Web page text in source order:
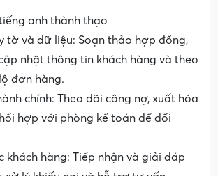
anh thành thạo
tờ và dữ liệu: Soạn thảo hợp đồng,
nhật thông tin khách hàng và theo
đơn hàng.
chính: Theo dõi công nợ, xuất hóa
hợp với phòng kế toán để đối
khách hàng: Tiếp nhận và giải đáp